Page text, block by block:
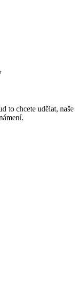
to chcete udělat, naše